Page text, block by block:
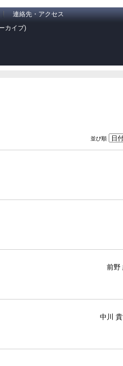
連絡先・アクセス
カイブ)
並び順
前野
中川 貴